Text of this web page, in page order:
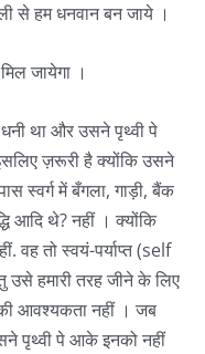
से हम धनवान बन जाये ।
जायेगा ।
धनी था और उसने पृथ्वी पे
ज़रूरी है क्योंकि उसने
स्वर्ग में बँगला, गाड़ी, बैंक
आदि थे? नहीं । क्योंकि
वह तो स्वयं-पर्याप्त (self
हमारी तरह जीने के लिए
आवश्यकता नहीं । जब
पृथ्वी पे आके इनको नहीं